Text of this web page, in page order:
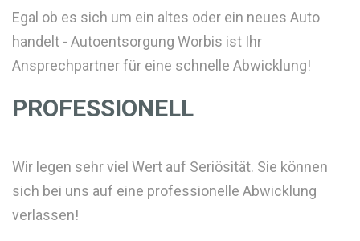
Egal ob es sich um ein altes oder ein neues Auto
handelt - Autoentsorgung Worbis ist Ihr
Ansprechpartner für eine schnelle Abwicklung!
PROFESSIONELL
Wir legen sehr viel Wert auf Seriösität. Sie können
sich bei uns auf eine professionelle Abwicklung
verlassen!